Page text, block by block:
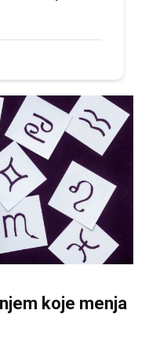
koje menja